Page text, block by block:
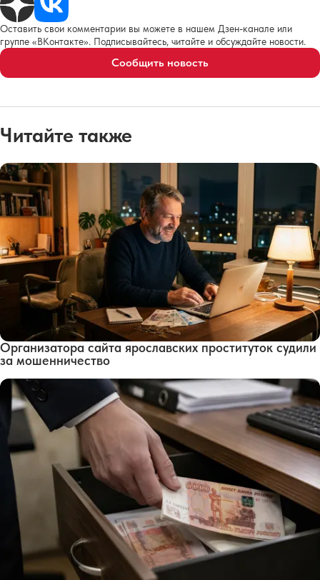
Оставить свои комментарии вы можете в нашем Дзен-канале или
группе «ВКонтакте». Подписывайтесь, читайте и обсуждайте новости.
Сообщить новость
Читайте также
Организатора сайта ярославских проституток судили
за мошенничество